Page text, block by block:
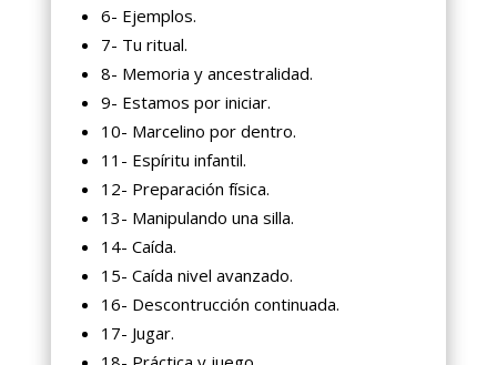
6- Ejemplos.
7- Tu ritual.
8- Memoria y ancestralidad.
9- Estamos por iniciar.
10- Marcelino por dentro.
11- Espíritu infantil.
12- Preparación física.
13- Manipulando una silla.
14- Caída.
15- Caída nivel avanzado.
16- Descontrucción continuada.
17- Jugar.